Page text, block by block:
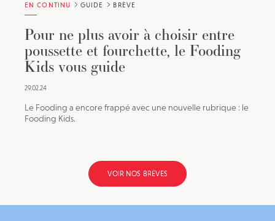
EN CONTINU GUIDE BRÈVE
Pour ne plus avoir à choisir entre
poussette et fourchette, le Fooding
Kids vous guide
29.02.24
Le Fooding a encore frappé avec une nouvelle rubrique : le
Fooding Kids.
VOIR NOS BRÈVES